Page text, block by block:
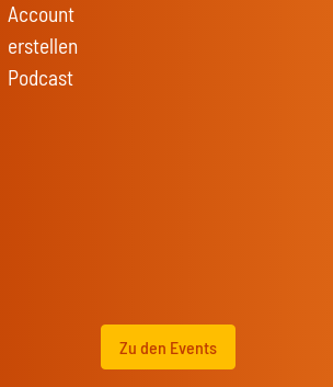
Account
erstellen
Podcast
Zu den Events